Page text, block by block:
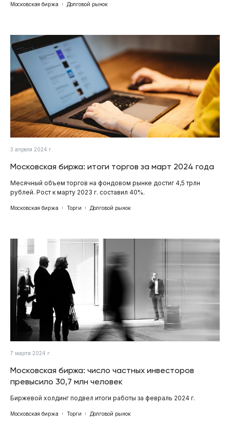
Московская биржа Долговой рынок
3 апреля 2024 г.
Московская биржа: итоги торгов за март 2024 года
Месячный объем торгов на фондовом рынке достиг 4,5 трлн
рублей. Рост к марту 2023 г. составил 40%.
Московская биржа Торги Долговой рынок
7 марта 2024 г.
Московская биржа: число частных инвесторов
превысило 30,7 млн человек
Биржевой холдинг подвел итоги работы за февраль 2024 г.
Московская биржа Торги Долговой рынок